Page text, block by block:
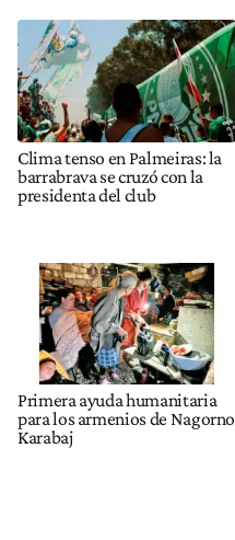
Clima tenso en Palmeiras: la
barrabrava se cruzó con la
presidenta del club
Primera ayuda humanitaria
para los armenios de Nagorno
Karabaj